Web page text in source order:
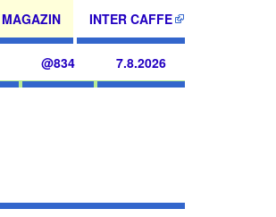
MAGAZIN INTER CAFFE
@834 7.8.2026